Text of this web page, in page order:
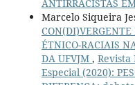
ANTIRRACISTAS
Marcelo Siqueira
CON(DI)VERGENTE
ÉTNICO-RACIAIS
DA UFVJM , Revista
Especial (2020):